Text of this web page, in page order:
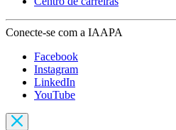
Conecte-se com a IAAPA
Facebook
Instagram
LinkedIn
YouTube